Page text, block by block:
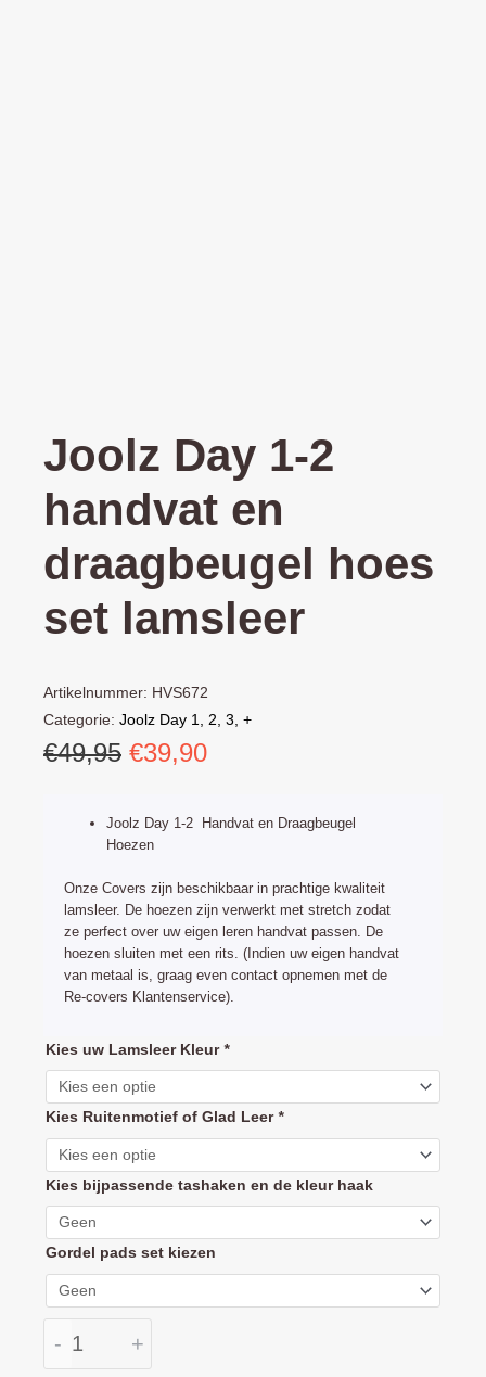
Joolz Day 1-2
handvat en
draagbeugel hoes
set lamsleer
Artikelnummer: HVS672
Categorie: Joolz Day 1, 2, 3, +
€49,95 Oorspronkelijke
was:
€49,95.
€39,90Huidige
is:
Joolz Day 1-2 Handvat en Draagbeugel
Hoezen
Onze Covers zijn beschikbaar in prachtige kwaliteit
lamsleer. De hoezen zijn verwerkt met stretch zodat
ze perfect over uw eigen leren handvat passen. De
hoezen sluiten met een rits. (Indien uw eigen handvat
van metaal is, graag even contact opnemen met de
Re-covers Klantenservice).
Kies uw Lamsleer Kleur *
Kies Ruitenmotief of Glad Leer *
Kies bijpassende tashaken en de kleur haak
Gordel pads set kiezen
-
Joolz
Day
1-
handvat
en
draagbeugel
hoes
lamsleer
aantal
+